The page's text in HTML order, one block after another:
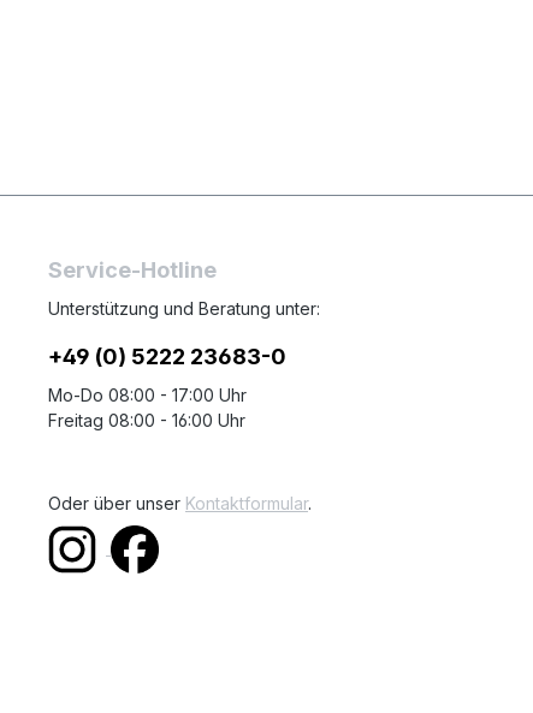
Service-Hotline
Unterstützung und Beratung unter:
+49 (0) 5222 23683-0
Mo-Do 08:00 - 17:00 Uhr
Freitag 08:00 - 16:00 Uhr
Oder über unser Kontaktformular.